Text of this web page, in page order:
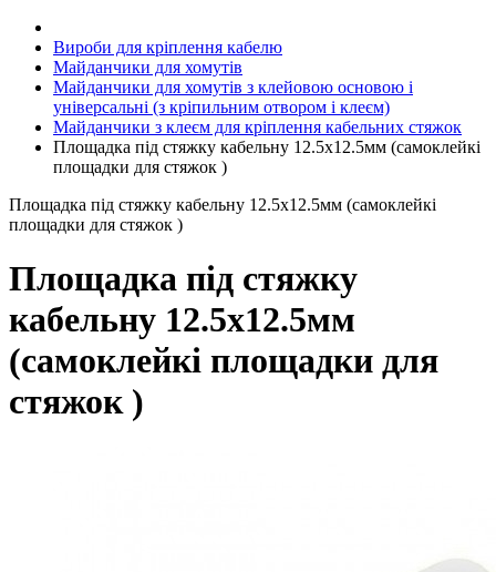
Вироби для кріплення кабелю
Майданчики для хомутів
Майданчики для хомутів з клейовою основою і
універсальні (з кріпильним отвором і клеєм)
Майданчики з клеєм для кріплення кабельних стяжок
Площадка під стяжку кабельну 12.5x12.5мм (самоклейкі
площадки для стяжок )
Площадка під стяжку кабельну 12.5x12.5мм (самоклейкі
площадки для стяжок )
Площадка під стяжку
кабельну 12.5x12.5мм
(самоклейкі площадки для
стяжок )